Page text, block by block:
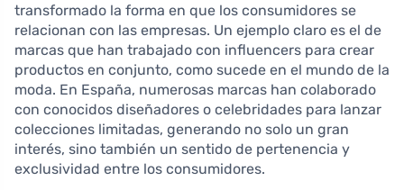
transformado la forma en que los consumidores se
relacionan con las empresas. Un ejemplo claro es el de
marcas que han trabajado con influencers para crear
productos en conjunto, como sucede en el mundo de la
moda. En España, numerosas marcas han colaborado
con conocidos diseñadores o celebridades para lanzar
colecciones limitadas, generando no solo un gran
interés, sino también un sentido de pertenencia y
exclusividad entre los consumidores.